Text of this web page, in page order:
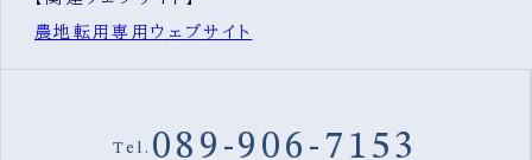
農地転用専用ウェブサイト
Tel. 089-906-7153